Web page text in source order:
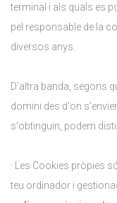
terminal i als quals es
pel responsable de la
diversos anys.
D'altra banda, segons
domini des d'on
s'obtinguin, podem
· Les Cookies pròpies
teu ordinador i